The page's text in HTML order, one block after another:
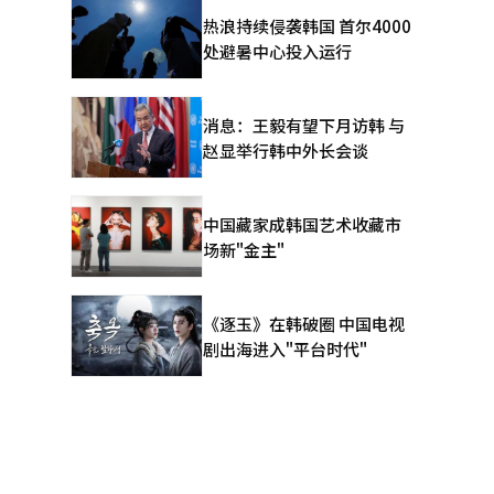
本上升
器人和
热浪持续侵袭韩国 首尔4000
处避暑中心投入运行
消息：王毅有望下月访韩 与
赵显举行韩中外长会谈
中国藏家成韩国艺术收藏市
场新"金主"
《逐玉》在韩破圈 中国电视
剧出海进入"平台时代"